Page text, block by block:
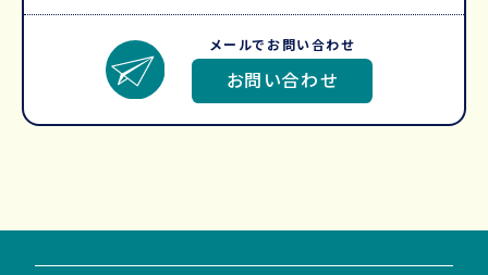
メールでお問い合わせ
お問い合わせ